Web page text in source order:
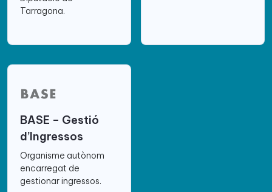
Tarragona.
BASE – Gestió
d’Ingressos
Organisme autònom
encarregat de
gestionar ingressos.